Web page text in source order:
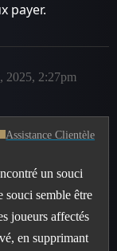
payer.
2025, 2:27pm
Assistance Clientèle
un souci
souci semble être
joueurs affectés
en supprimant